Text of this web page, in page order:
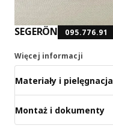
SEGERÖN 095.776.91
Więcej informacji
Materiały i pielęgnacja
Montaż i dokumenty